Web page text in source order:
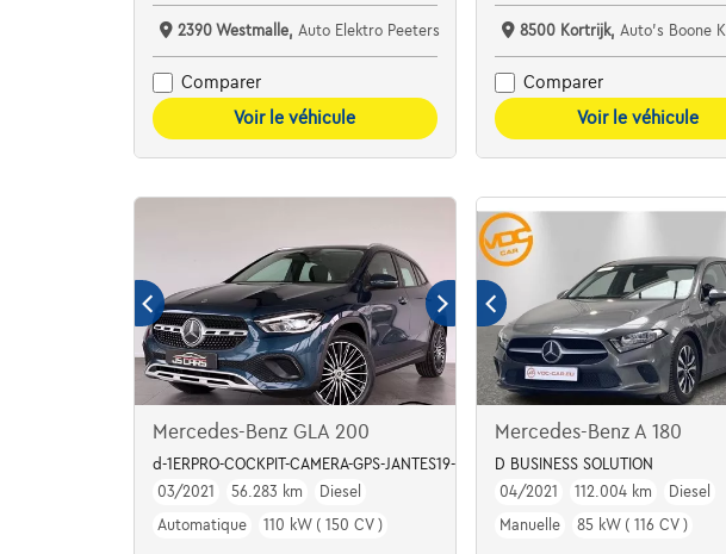
2390 Westmalle, Auto Elektro Peeters
Comparer
Voir le véhicule
8500 Kortrijk, Auto's Boone K
Comparer
Voir le véhicule
Mercedes-Benz GLA 200
d-1ERPRO-COCKPIT-CAMERA-GPS-JANTES19-PDC
03/2021
56.283 km
Diesel
Automatique
110 kW ( 150 CV )
Mercedes-Benz A 180
D BUSINESS SOLUTION
04/2021
112.004 km
Diesel
Manuelle
85 kW ( 116 CV )